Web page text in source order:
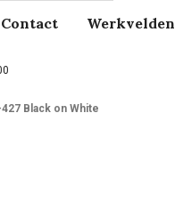
Contact Werkvelden
Black on White